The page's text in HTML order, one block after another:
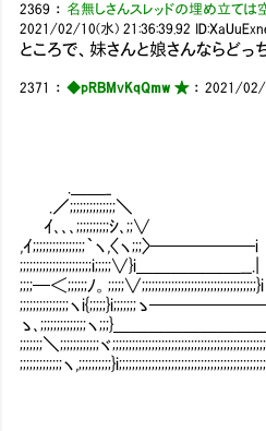
2369 ： 名無しさんスレッドの埋め立ては
2021/02/10(水) 21:36:39.92
ところで、妹さんと娘さんならどっ
2371 ：◆pRBMvKqQmw ★：2021/02/
.／;;;;;;;;;;;;;;＼
ｲ､､､;;;;;;;;;;ｼ､;;∨ ＿
,ｲ;;;;;;;;;;;;;;;;｀ヽ,〈ヽ;;;〉
;;;;;;;;;;;;;;;;;;;;;;i;;;;;∨}i＿＿＿＿＿
;;;;─＜;;;;;;ﾉ。
;;;;;;;;;;;;;;;ヽi{;;;;;}i;;;;;;;ゝ───────┐
ゝ､;;;;;;;;;;;;;;ヽ;;;}＿＿＿＿＿＿＿＿
;;;;;;;＼;;;;;;;;;;;;ヾ
;;;;;;;;;;;;;ヽ